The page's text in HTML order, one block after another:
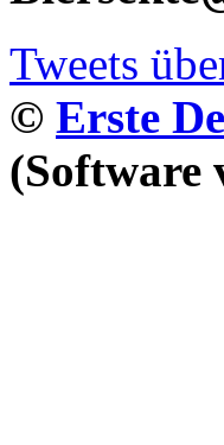
Tweets
© Erste
(Software